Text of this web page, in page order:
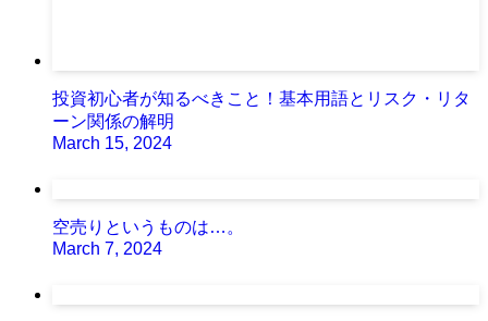
投資初心者が知るべきこと！基本用語とリスク・リタ
ーン関係の解明
March 15, 2024
空売りというものは…。
March 7, 2024